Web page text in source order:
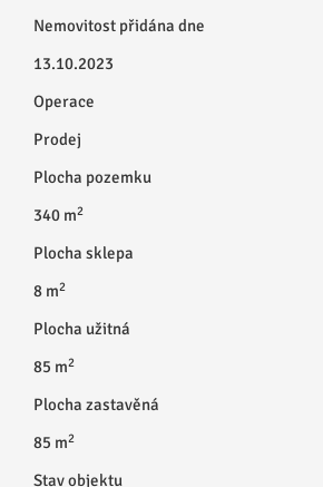
Nemovitost přidána dne
13.10.2023
Operace
Prodej
Plocha pozemku
340 m2
Plocha sklepa
8 m2
Plocha užitná
85 m2
Plocha zastavěná
85 m2
Stav objektu